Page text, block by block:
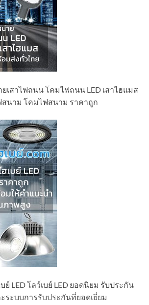
เสาไฟถนน โคมไฟถนน LED เสาไฮแมส
สนาม โคมไฟสนาม ราคาถูก
LED โลว์เบย์ LED ยอดนิยม รับประกัน
ระบบการรับประกันที่ยอดเยี่ยม